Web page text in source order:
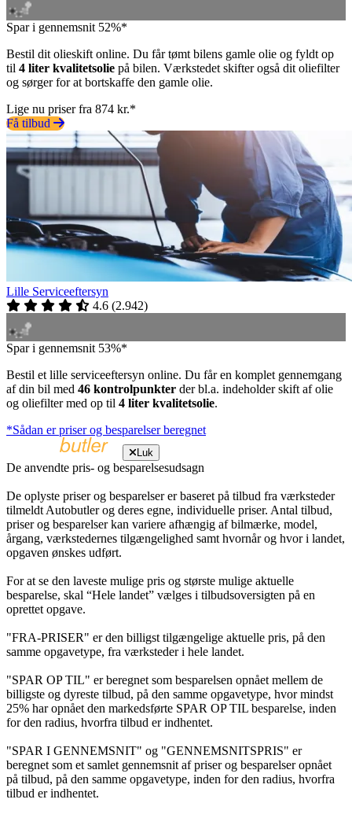
Spar i gennemsnit 52%*
Bestil dit olieskift online. Du får tømt bilens gamle olie og fyldt op
til 4 liter kvalitetsolie på bilen. Værkstedet skifter også dit oliefilter
og sørger for at bortskaffe den gamle olie.
Lige nu priser fra 874 kr.*
Få tilbud
Lille Serviceeftersyn
4.6 (2.942)
Spar i gennemsnit 53%*
Bestil et lille serviceeftersyn online. Du får en komplet gennemgang
af din bil med 46 kontrolpunkter der bl.a. indeholder skift af olie
og oliefilter med op til 4 liter kvalitetsolie.
*Sådan er priser og besparelser beregnet
Luk
De anvendte pris- og besparelsesudsagn
De oplyste priser og besparelser er baseret på tilbud fra værksteder
tilmeldt Autobutler og deres egne, individuelle priser. Antal tilbud,
priser og besparelser kan variere afhængig af bilmærke, model,
årgang, værkstedernes tilgængelighed samt hvornår og hvor i landet,
opgaven ønskes udført.
For at se den laveste mulige pris og største mulige aktuelle
besparelse, skal “Hele landet” vælges i tilbudsoversigten på en
oprettet opgave.
"FRA-PRISER" er den billigst tilgængelige aktuelle pris, på den
samme opgavetype, fra værksteder i hele landet.
"SPAR OP TIL" er beregnet som besparelsen opnået mellem de
billigste og dyreste tilbud, på den samme opgavetype, hvor mindst
25% har opnået den markedsførte SPAR OP TIL besparelse, inden
for den radius, hvorfra tilbud er indhentet.
"SPAR I GENNEMSNIT" og "GENNEMSNITSPRIS" er
beregnet som et samlet gennemsnit af priser og besparelser opnået
på tilbud, på den samme opgavetype, inden for den radius, hvorfra
tilbud er indhentet.